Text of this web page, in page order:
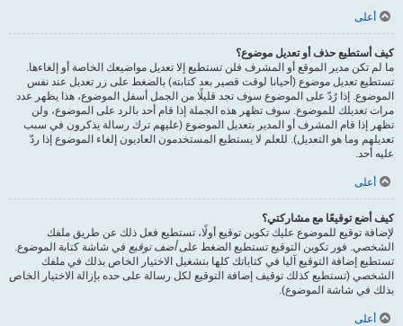
أعلى
كيف أستطيع حذف أو تعديل موضوع؟
ما لم تكن مدير الموقع أو المشرف فلن تستطيع إلا تعديل مواضيعك الخاصة أو إلغاءها.
تستطيع تعديل موضوع (أحيانا لوقت قصير بعد كتابته) بالضغط على زر تعديل عند نفس
الموضوع. إذا رُدّ على الموضوع سوف تجد قليلًا من الجمل أسفل الموضوع، هذا يظهر عدد
مرات تعديلك للموضوع. سوف تظهر هذه الجملة إذا قام أحد بالرد على الموضوع، ولن
تظهر إذا قام المشرف أو المدير بتعديل الموضوع (عليهم ترك رسالة يذكرون في سبب
تعديلهم وما هو التعديل). للعلم لا يستطيع المستخدمون العاديون إلغاء الموضوع إذا ردّ
عليه أحد.
أعلى
كيف أضع توقيعًا مع مشاركتي؟
لإضافة توقيع للموضوع عليك تكوين توقيع أولًا، تستطيع فعل ذلك عن طريق ملفك
الشخصي. فور تكوين التوقيع تستطيع الضغط علىأضف توقيع في شاشة كتابة الموضوع.
تستطيع إضافة التوقيع آليا في كتاباتك كلها بتشغيل الاختيار الخاص بذلك في ملفك
الشخصي (تستطيع كذلك توقيف إضافة التوقيع لكل رسالة على حده بإزالة الاختيار الخاص
بذلك في شاشة الموضوع).
أعلى